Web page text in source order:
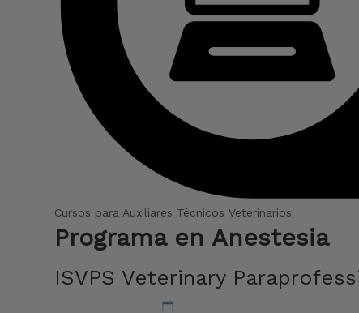
Cursos para Auxiliares Técnicos Veterinarios
Programa en Anestesia
ISVPS Veterinary